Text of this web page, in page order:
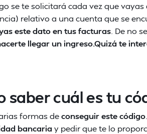
se te solicitará cada vez que vayas
relativo a una cuenta que se
este dato en tus facturas . De no
llegar un ingreso.Quizá te
saber cuál es tu
formas deconseguir este código
bancaria y pedir que te lo